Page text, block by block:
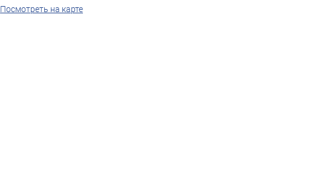
Посмотреть на карте